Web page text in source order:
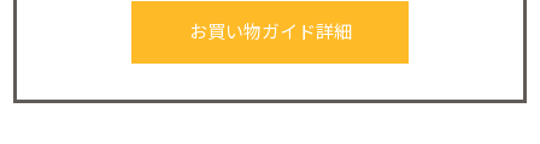
お買い物ガイド詳細